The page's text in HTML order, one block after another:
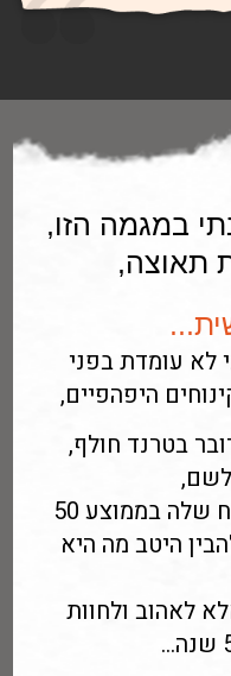
במגמה הזו,
תאוצה,
לא עומדת בפני
היפהפיים,
בטרנד חולף,
ואם כל אישה אופה במטבח שלה בממוצע 50
היטב מה היא
50 שנה אלא לאהוב ולחוות